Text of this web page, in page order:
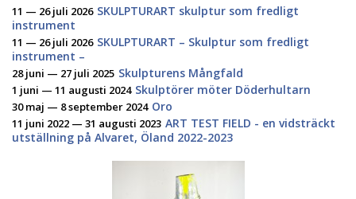
11 — 26 juli 2026 SKULPTURART skulptur som fredligt
instrument
11 — 26 juli 2026 SKULPTURART – Skulptur som fredligt
instrument –
28 juni — 27 juli 2025 Skulpturens Mångfald
1 juni — 11 augusti 2024 Skulptörer möter Döderhultarn
30 maj — 8 september 2024 Oro
11 juni 2022 — 31 augusti 2023 ART TEST FIELD - en vidsträckt
utställning på Alvaret, Öland 2022-2023